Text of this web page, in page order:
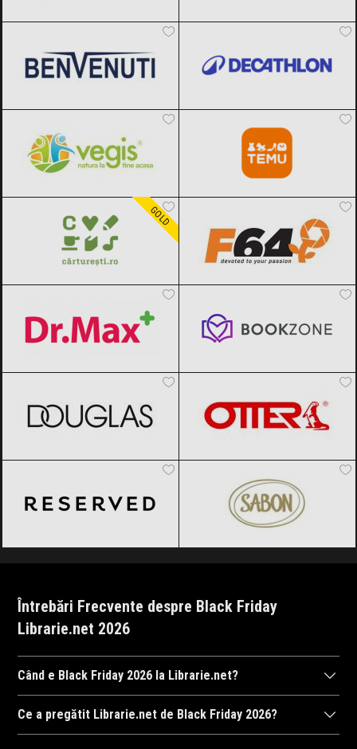
GOLD
Întrebări Frecvente despre Black Friday
Librarie.net 2026
Când e Black Friday 2026 la Librarie.net?
Librarie.netva organiza Black Friday 2026, probabil în perioada 6
Ce a pregătit Librarie.net de Black Friday 2026?